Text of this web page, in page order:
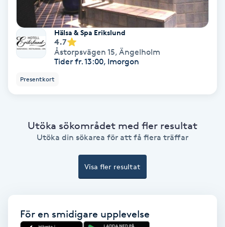
Fransfärgning
Fransförlängning
Fransförlängning Megavolym
Fransk manikyr
Friskvård
Hälsa & Spa Erikslund
4.7
Åstorpsvägen 15, Ängelholm
Tider fr. 13:00, Imorgon
Presentkort
Utöka sökområdet med fler resultat
Utöka din sökarea för att få flera träffar
Visa fler resultat
För en smidigare upplevelse